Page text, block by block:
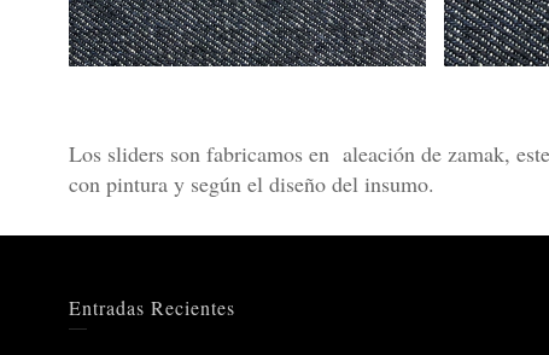
Los sliders son fabricamos en aleación de zamak,
con pintura y según el diseño del insumo.
Entradas Recientes